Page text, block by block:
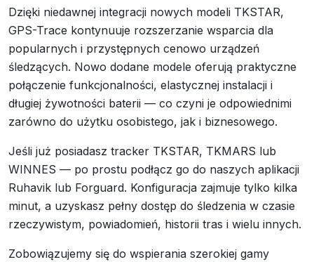
Dzięki niedawnej integracji nowych modeli TKSTAR,
GPS-Trace kontynuuje rozszerzanie wsparcia dla
popularnych i przystępnych cenowo urządzeń
śledzących. Nowo dodane modele oferują praktyczne
połączenie funkcjonalności, elastycznej instalacji i
długiej żywotności baterii — co czyni je odpowiednimi
zarówno do użytku osobistego, jak i biznesowego.
Jeśli już posiadasz tracker TKSTAR, TKMARS lub
WINNES — po prostu podłącz go do naszych aplikacji
Ruhavik lub Forguard. Konfiguracja zajmuje tylko kilka
minut, a uzyskasz pełny dostęp do śledzenia w czasie
rzeczywistym, powiadomień, historii tras i wielu innych.
Zobowiązujemy się do wspierania szerokiej gamy